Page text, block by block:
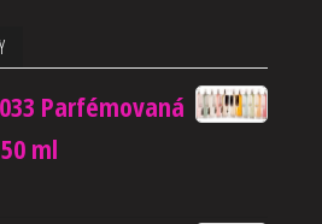
Parfémovaná
ml